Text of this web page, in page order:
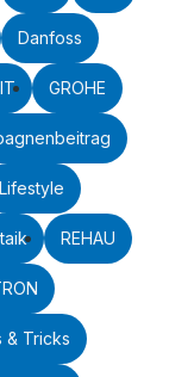
Danfoss
GROHE
Lifestyle
REHAU
& Tricks